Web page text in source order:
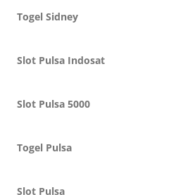
Togel Sidney
Slot Pulsa Indosat
Slot Pulsa 5000
Togel Pulsa
Slot Pulsa